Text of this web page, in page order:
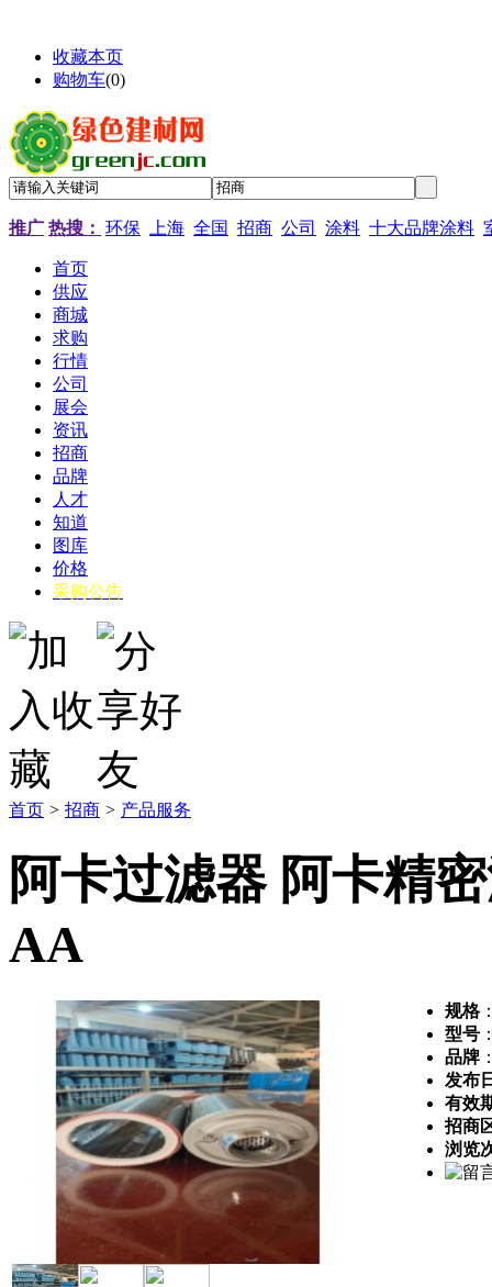
收藏本页
购物车(0)
推广 热搜： 环保 上海 全国 招商 公司 涂料 十大品牌涂料
首页
供应
商城
求购
行情
公司
展会
资讯
招商
品牌
人才
知道
图库
价格
采购公告
首页 > 招商 > 产品服务
阿卡过滤器 阿卡精
AA
规格
型号
品牌
发布
有效
招商
浏览